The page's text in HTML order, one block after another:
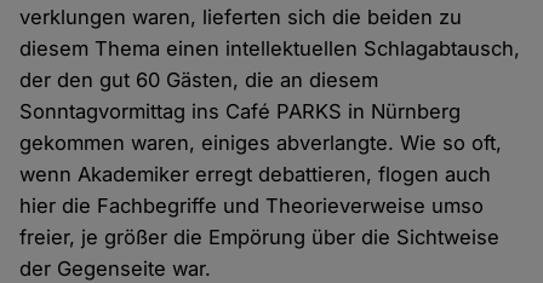
verklungen waren, lieferten sich die beiden zu
diesem Thema einen intellektuellen Schlagabtausch,
der den gut 60 Gästen, die an diesem
Sonntagvormittag ins Café PARKS in Nürnberg
gekommen waren, einiges abverlangte. Wie so oft,
wenn Akademiker erregt debattieren, flogen auch
hier die Fachbegriffe und Theorieverweise umso
freier, je größer die Empörung über die Sichtweise
der Gegenseite war.